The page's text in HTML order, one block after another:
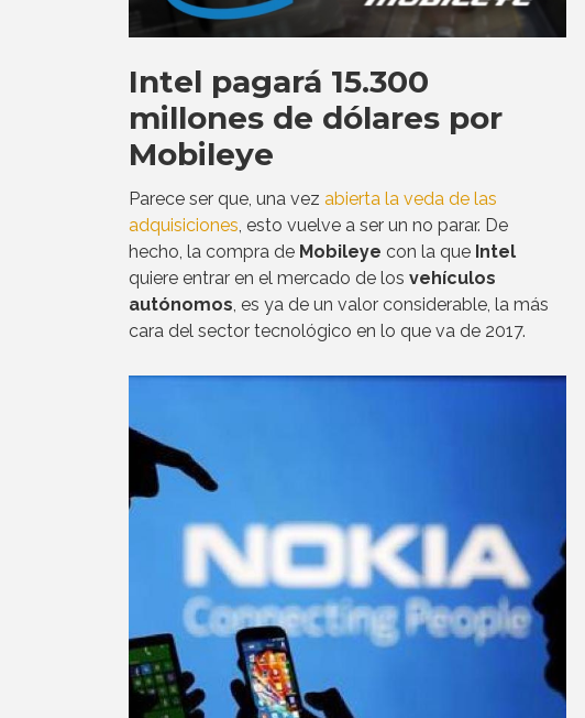
Intel pagará 15.300
millones de dólares por
Mobileye
Parece ser que, una vez abierta la veda de las
adquisiciones, esto vuelve a ser un no parar. De
hecho, la compra de Mobileye con la que Intel
quiere entrar en el mercado de los vehículos
autónomos, es ya de un valor considerable, la más
cara del sector tecnológico en lo que va de 2017.